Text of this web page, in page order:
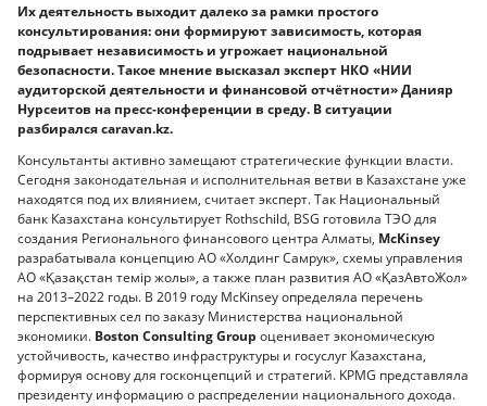
Их деятельность выходит далеко за рамки простого
консультирования: они формируют зависимость, которая
подрывает независимость и угрожает национальной
безопасности. Такое мнение высказал эксперт НКО «НИИ
аудиторской деятельности и финансовой отчётности» Данияр
Нурсеитов на пресс-конференции в среду. В ситуации
разбирался сaravan.kz.
Консультанты активно замещают стратегические функции власти.
Сегодня законодательная и исполнительная ветви в Казахстане уже
находятся под их влиянием, считает эксперт. Так Национальный
банк Казахстана консультирует Rothschild, BSG готовила ТЭО для
создания Регионального финансового центра Алматы, McKinsey
разрабатывала концепцию АО «Холдинг Самрук», схемы управления
АО «Қазақстан темір жолы», а также план развития АО «ҚазАвтоЖол»
на 2013–2022 годы. В 2019 году McKinsey определяла перечень
перспективных сел по заказу Министерства национальной
экономики. Boston Consulting Group оценивает экономическую
устойчивость, качество инфраструктуры и госуслуг Казахстана,
формируя основу для госконцепций и стратегий. KPMG представляла
президенту информацию о распределении национального дохода.